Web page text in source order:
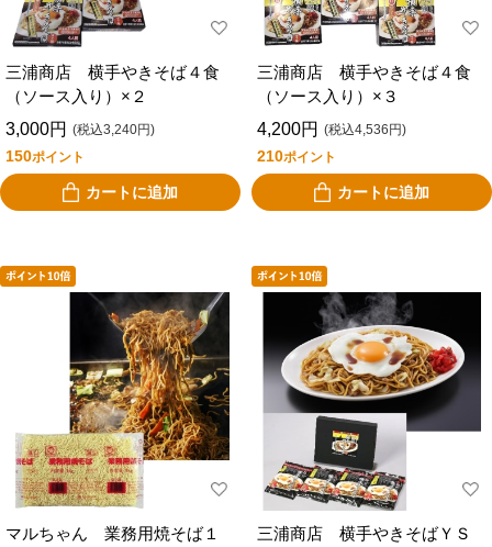
三浦商店 横手やきそば４食
（ソース入り）×２
3,000円 (税込3,240円)
150ポイント
カートに追加
三浦商店 横手やきそば４食
（ソース入り）×３
4,200円 (税込4,536円)
210ポイント
カートに追加
マルちゃん 業務用焼そば１
三浦商店 横手やきそばＹＳ